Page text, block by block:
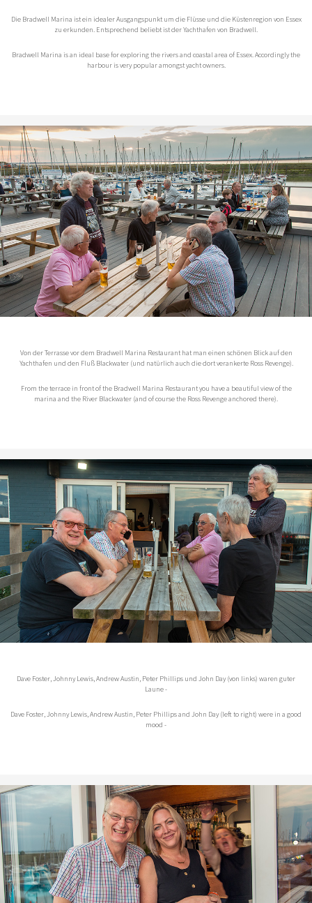
Die Bradwell Marina ist ein idealer Ausgangspunkt um die Flüsse und die Küstenregion von Essex
zu erkunden. Entsprechend beliebt ist der Yachthafen von Bradwell.
Bradwell Marina is an ideal base for exploring the rivers and coastal area of Essex. Accordingly the
harbour is very popular amongst yacht owners.
Von der Terrasse vor dem Bradwell Marina Restaurant hat man einen schönen Blick auf den
Yachthafen und den Fluß Blackwater (und natürlich auch die dort verankerte Ross Revenge).
From the terrace in front of the Bradwell Marina Restaurant you have a beautiful view of the
marina and the River Blackwater (and of course the Ross Revenge anchored there).
Dave Foster, Johnny Lewis, Andrew Austin, Peter Phillips und John Day (von links) waren guter
Laune -
Dave Foster, Johnny Lewis, Andrew Austin, Peter Phillips and John Day (left to right) were in a good
mood -